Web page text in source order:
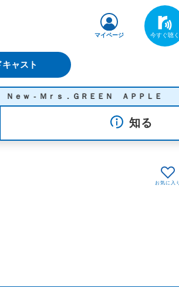
ャスト
マイページ
ｒｓ．ＧＲＥＥＮ ＡＰＰＬＥ
知る